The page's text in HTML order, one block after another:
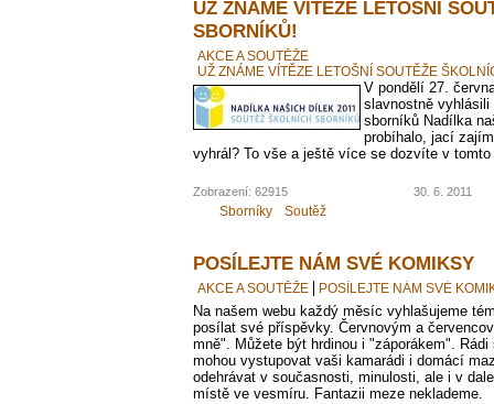
UŽ ZNÁME VÍTĚZE LETOŠNÍ
SBORNÍKŮ!
AKCE A SOUTĚŽE
UŽ ZNÁME VÍTĚZE LETOŠNÍ SOUTĚŽE
V pondělí 27.
slavnostně
sborníků Nadílka
probíhalo, jací
vyhrál? To vše a ještě více se dozvíte v tomto
Zobrazení: 62915 30. 6. 2011
Sborníky Soutěž
POSÍLEJTE NÁM SVÉ KOMIKSY
AKCE A SOUTĚŽE POSÍLEJTE NÁM SVÉ
Na našem webu každý měsíc vyhlašujeme
posílat své příspěvky. Červnovým a
mně". Můžete být hrdinou i "záporákem".
mohou vystupovat vaši kamarádi i domácí
odehrávat v současnosti, minulosti, ale i v
místě ve vesmíru. Fantazii meze neklademe.